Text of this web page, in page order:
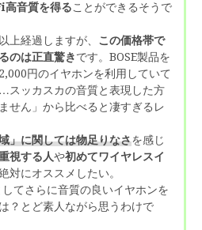
音質を得ることができるそうで
上経過しますが、 この価格帯で
のは正直驚きです。BOSE製品を
円のイヤホンを利用していて
スッカスカの音質と表現した方
せん」から比べると凄すぎるレ
」に関しては物足りなさを感じ
視する人や初めてワイヤレスイ
対にオススメしたい。
てさらに音質の良いイヤホンを
？とど素人ながら思うわけで